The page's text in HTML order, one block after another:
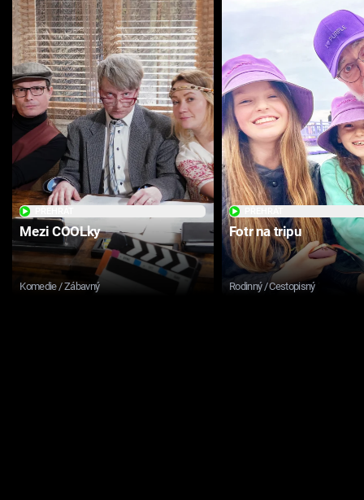
Mezi COOLky
Komedie / Zábavný
Fotr na tripu
Rodinný / Cestopisný